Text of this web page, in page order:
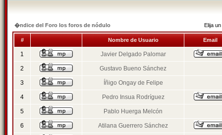
�ndice del Foro los foros de nódulo Elija
# Nombre de Usuario Email
1 Javier Delgado Palomar
2 Gustavo Bueno Sánchez
3 Íñigo Ongay de Felipe
4 Pedro Insua Rodríguez
5 Pablo Huerga Melcón
6 Atilana Guerrero Sánchez